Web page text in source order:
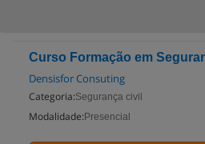
Curso Formação em
Densisfor Consuting
Categoria:Segurança civil
Modalidade: Presencial